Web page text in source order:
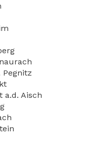
Pegnitz
a.d. Aisch